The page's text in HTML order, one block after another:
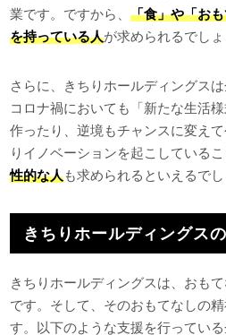
業です。ですから、「食」や「お
を持っている人が求められるでしょ
さらに、きちりホールディングス
コロナ禍においても「新たな生活
作ったり、逆境もチャンスに変え
りイノベーションを起こしている
性的な人も求められるといえるでし
きちりホールディングス
きちりホールディングスは、おも
です。そして、そのおもてなしの
す。以下のような支援を行ってい